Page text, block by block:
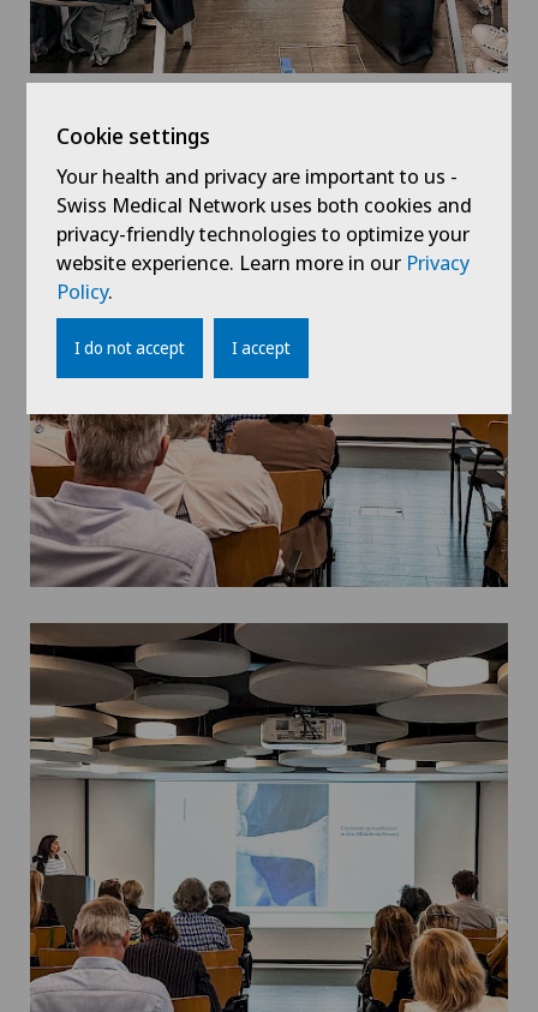
Cookie settings
Your health and privacy are important to us -
Swiss Medical Network uses both cookies and
privacy-friendly technologies to optimize your
website experience. Learn more in our Privacy
Policy.
I do not accept I accept